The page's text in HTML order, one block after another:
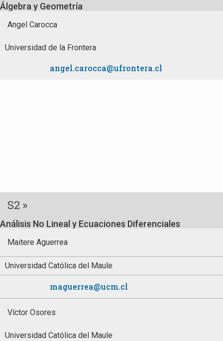
Álgebra y Geometría
Angel Carocca
Universidad de la Frontera
angel.carocca@ufrontera.cl
S2 »
Análisis No Lineal y Ecuaciones Diferenciales
Maitere Aguerrea
Universidad Católica del Maule
maguerrea@ucm.cl
Víctor Osores
Universidad Católica del Maule